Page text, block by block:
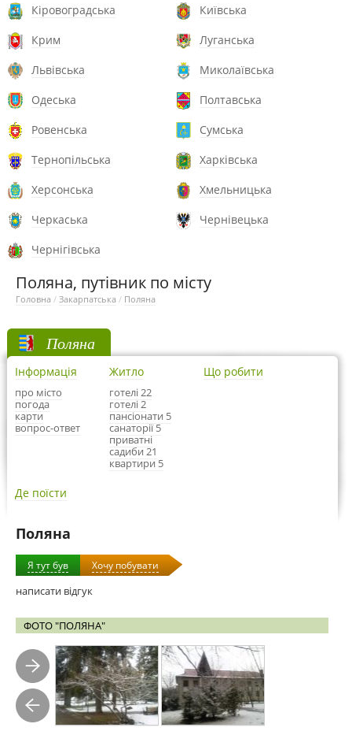
Кіровоградська
Київська
Крим
Луганська
Львівська
Миколаївська
Одеська
Полтавська
Ровенська
Сумська
Тернопільська
Харківська
Херсонська
Хмельницька
Черкаська
Чернівецька
Чернігівська
Поляна, путівник по місту
Головна / Закарпатська / Поляна
Поляна
Інформація
про місто
погода
карти
вопрос-ответ
Житло
готелі 22
готелі 2
пансіонати 5
санаторії 5
приватні
садиби 21
квартири 5
Що робити
Де поїсти
Поляна
Я тут був Хочу побувати
написати відгук
ФОТО "ПОЛЯНА"